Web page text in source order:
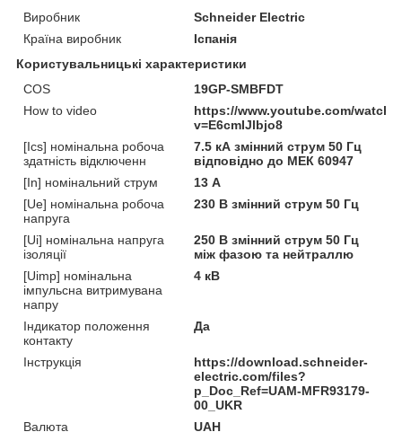
Виробник
Schneider Electric
Країна виробник
Іспанія
Користувальницькі характеристики
COS
19GP-SMBFDT
How to video
https://www.youtube.com/watch?
v=E6cmIJlbjo8
[Ics] номінальна робоча
здатність відключенн
7.5 кА змінний струм 50 Гц
відповідно до МЕК 60947
[In] номінальний струм
13 А
[Ue] номінальна робоча
напруга
230 В змінний струм 50 Гц
[Ui] номінальна напруга
ізоляції
250 В змінний струм 50 Гц
між фазою та нейтраллю
[Uimp] номінальна
імпульсна витримувана
напру
4 кВ
Індикатор положення
контакту
Да
Інструкція
https://download.schneider-
electric.com/files?
p_Doc_Ref=UAM-MFR93179-
00_UKR
Валюта
UAH